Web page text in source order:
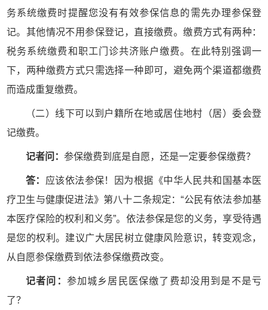
务系统缴费时提醒您没有有效参保信息的需先办理参保登
记。其他情况不用参保登记，直接缴费。缴费方式有两种：
税务系统缴费和职工门诊共济账户缴费。在此特别强调一
下，两种缴费方式只需选择一种即可，避免两个渠道都缴费
而造成重复缴费。
（二）线下可以到户籍所在地或居住地村（居）委会登
记缴费。
记者问： 参保缴费到底是自愿，还是一定要参保缴费？
答： 应该依法参保！因为根据《中华人民共和国基本医
疗卫生与健康促进法》第八十二条规定：“公民有依法参加基
本医疗保险的权利和义务”。依法参保是您的义务，享受待遇
是您的权利。建议广大居民树立健康风险意识，转变观念，
从自愿参保缴费到依法参保缴费改变。
记者问： 参加城乡居民医保缴了费却没用到是不是亏
了？